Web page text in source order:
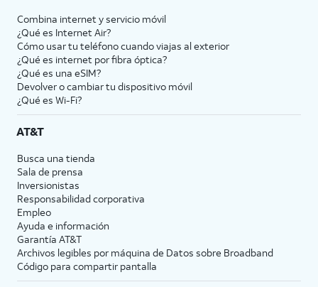
Combina internet y servicio móvil
¿Qué es Internet Air?
Cómo usar tu teléfono cuando viajas al exterior
¿Qué es internet por fibra óptica?
¿Qué es una eSIM?
Devolver o cambiar tu dispositivo móvil
¿Qué es Wi-Fi?
AT&T
Busca una tienda
Sala de prensa
Inversionistas
Responsabilidad corporativa
Empleo
Ayuda e información
Garantía AT&T
Archivos legibles por máquina de Datos sobre Broadband
Código para compartir pantalla